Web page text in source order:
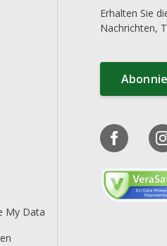
My Data
Erhalten Sie
Nachrichten,